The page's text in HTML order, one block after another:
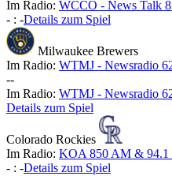
Im Radio: WCCO - News Talk
- : -Details zum Spiel
Milwaukee Brewers
Im Radio: WTMJ - Newsradio
--
Im Radio: WTMJ - Newsradio
Details zum Spiel
Colorado Rockies
Im Radio: KOA 850 AM & 94.1
- : -Details zum Spiel